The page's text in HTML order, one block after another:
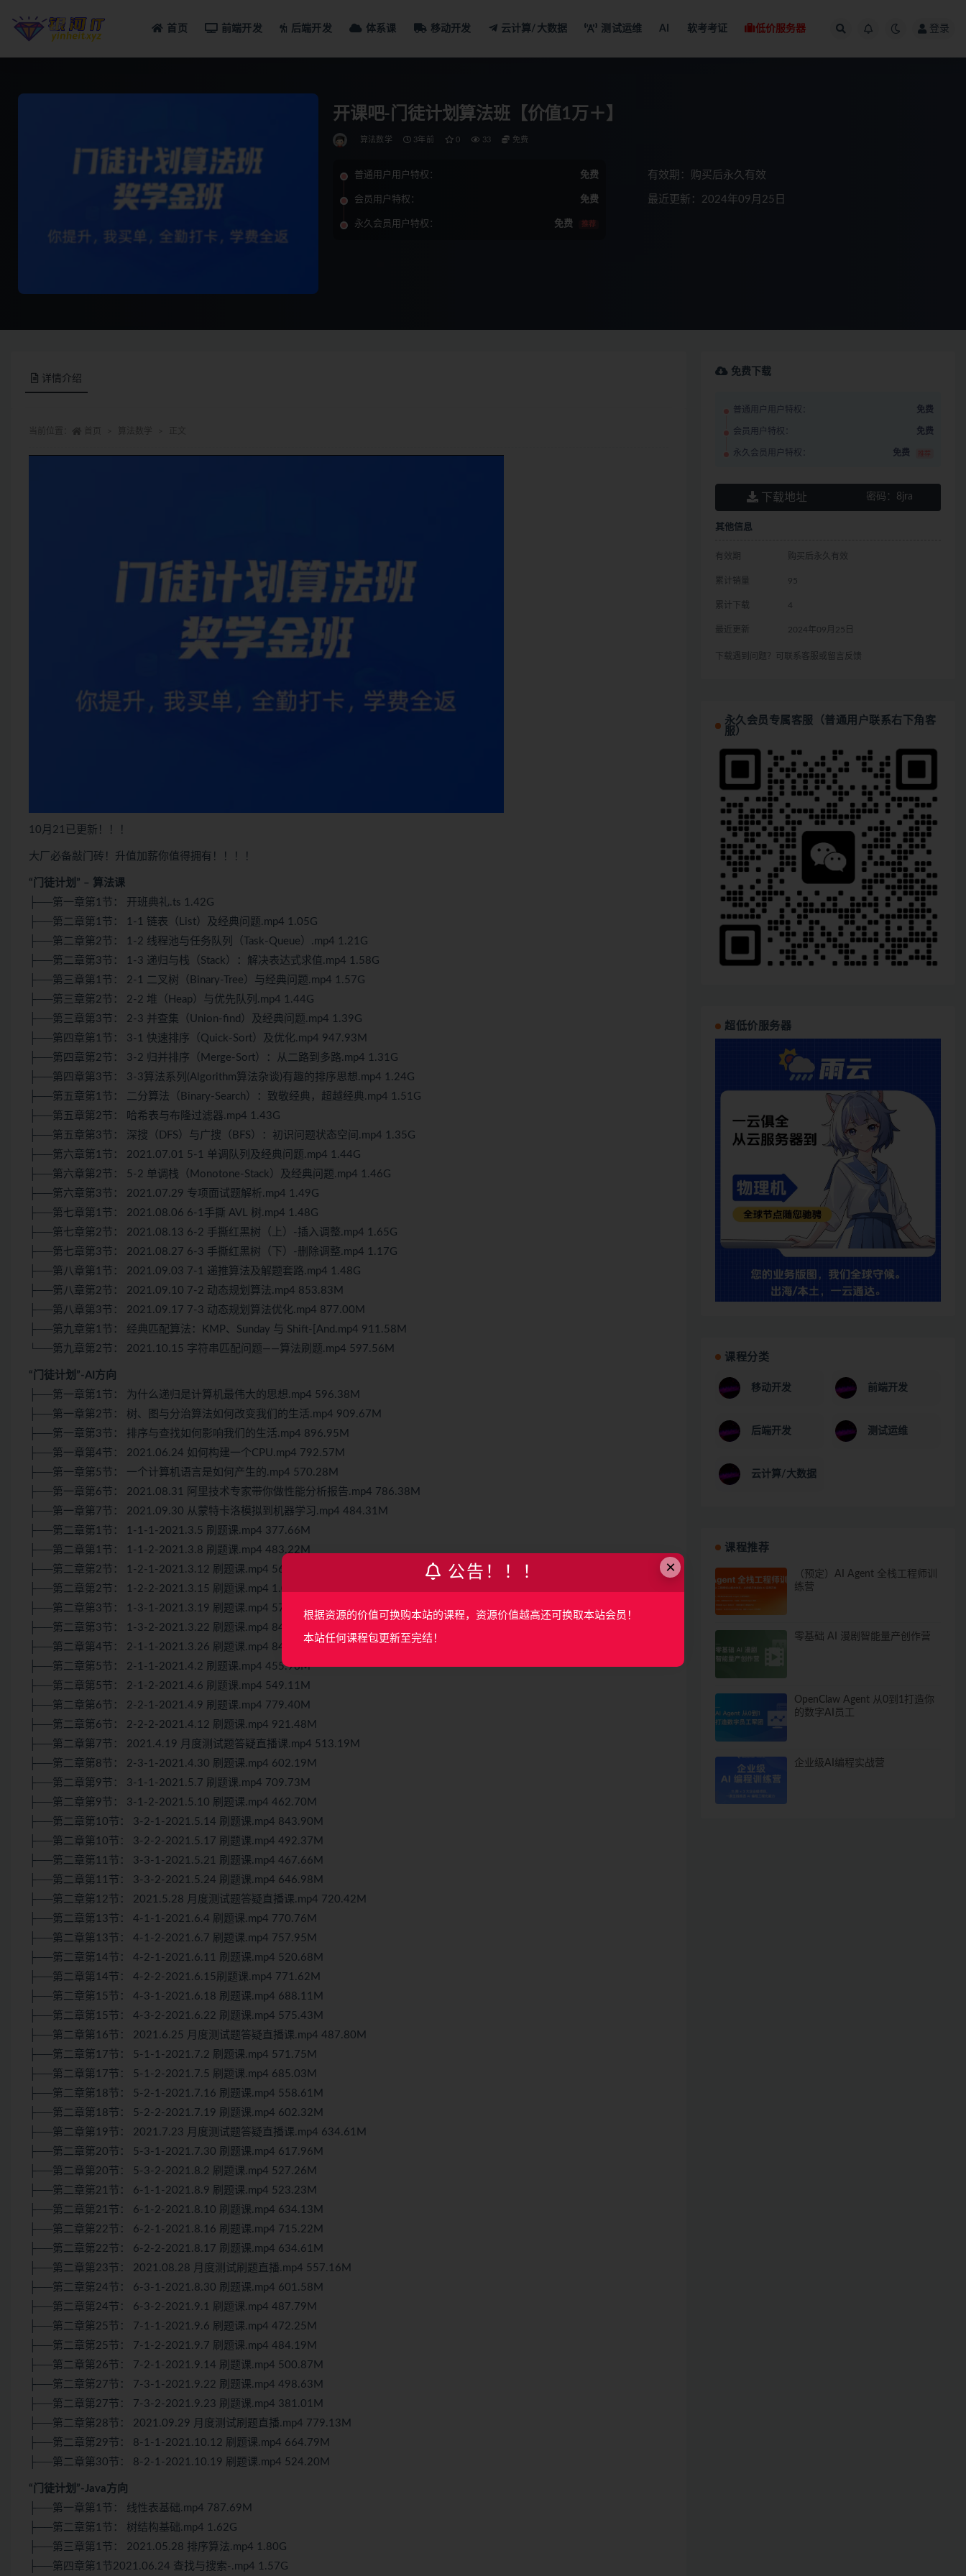
首页 前端开发 后端开发 体系课 移动开发 云计算/大数据 测试运维 AI 软考考证 低价服务器 登录
开课吧-门徒计划算法班【价值1万＋】
算法数学 3年前 0 33 免费
普通用户用户特权： 免费
会员用户特权： 免费
永久会员用户特权： 免费 推荐
有效期：购买后永久有效
最近更新：2024年09月25日
详情介绍
10月21已更新！！！
大厂必备敲门砖！升值加薪你值得拥有！！！！
“门徒计划” – 算法课
├──第一章第1节： 开班典礼.ts 1.42G
├──第二章第1节： 1-1 链表（List）及经典问题.mp4 1.05G
├──第二章第2节： 1-2 线程池与任务队列（Task-Queue）.mp4 1.21G
├──第二章第3节： 1-3 递归与栈（Stack）：解决表达式求值.mp4 1.58G
├──第三章第1节： 2-1 二叉树（Binary-Tree）与经典问题.mp4 1.57G
├──第三章第2节： 2-2 堆（Heap）与优先队列.mp4 1.44G
├──第三章第3节： 2-3 并查集（Union-find）及经典问题.mp4 1.39G
├──第四章第1节： 3-1 快速排序（Quick-Sort）及优化.mp4 947.93M
├──第四章第2节： 3-2 归并排序（Merge-Sort）：从二路到多路.mp4 1.31G
├──第四章第3节： 3-3算法系列(Algorithm算法杂谈)有趣的排序思想.mp4 1.24G
├──第五章第1节： 二分算法（Binary-Search）：致敬经典，超越经典.mp4 1.51G
├──第五章第2节： 哈希表与布隆过滤器.mp4 1.43G
├──第五章第3节： 深搜（DFS）与广搜（BFS）：初识问题状态空间.mp4 1.35G
├──第六章第1节： 2021.07.01 5-1 单调队列及经典问题.mp4 1.44G
├──第六章第2节： 5-2 单调栈（Monotone-Stack）及经典问题.mp4 1.46G
├──第六章第3节： 2021.07.29 专项面试题解析.mp4 1.49G
├──第七章第1节： 2021.08.06 6-1手撕 AVL 树.mp4 1.48G
├──第七章第2节： 2021.08.13 6-2 手撕红黑树（上）-插入调整.mp4 1.65G
├──第七章第3节： 2021.08.27 6-3 手撕红黑树（下）-删除调整.mp4 1.17G
├──第八章第1节： 2021.09.03 7-1 递推算法及解题套路.mp4 1.48G
├──第八章第2节： 2021.09.10 7-2 动态规划算法.mp4 853.83M
├──第八章第3节： 2021.09.17 7-3 动态规划算法优化.mp4 877.00M
├──第九章第1节： 经典匹配算法：KMP、Sunday 与 Shift-[And.mp4 911.58M
└──第九章第2节： 2021.10.15 字符串匹配问题——算法刷题.mp4 597.56M
“门徒计划”-AI方向
├──第一章第1节： 为什么递归是计算机最伟大的思想.mp4 596.38M
├──第一章第2节： 树、图与分治算法如何改变我们的生活.mp4 909.67M
├──第一章第3节： 排序与查找如何影响我们的生活.mp4 896.95M
├──第一章第4节： 2021.06.24 如何构建一个CPU.mp4 792.57M
├──第一章第5节： 一个计算机语言是如何产生的.mp4 570.28M
├──第一章第6节： 2021.08.31 阿里技术专家带你做性能分析报告.mp4 786.38M
├──第一章第7节： 2021.09.30 从蒙特卡洛模拟到机器学习.mp4 484.31M
├──第二章第1节： 1-1-1-2021.3.5 刷题课.mp4 377.66M
├──第二章第1节： 1-1-2-2021.3.8 刷题课.mp4 483.22M
├──第二章第2节： 1-2-1-2021.3.12 刷题课.mp4 566.36M
├──第二章第2节： 1-2-2-2021.3.15 刷题课.mp4 1.08G
├──第二章第3节： 1-3-1-2021.3.19 刷题课.mp4 573.16M
├──第二章第3节： 1-3-2-2021.3.22 刷题课.mp4 841.23M
├──第二章第4节： 2-1-1-2021.3.26 刷题课.mp4 841.23M
├──第二章第5节： 2-1-1-2021.4.2 刷题课.mp4 455.98M
├──第二章第5节： 2-1-2-2021.4.6 刷题课.mp4 549.11M
├──第二章第6节： 2-2-1-2021.4.9 刷题课.mp4 779.40M
├──第二章第6节： 2-2-2-2021.4.12 刷题课.mp4 921.48M
├──第二章第7节： 2021.4.19 月度测试题答疑直播课.mp4 513.19M
├──第二章第8节： 2-3-1-2021.4.30 刷题课.mp4 602.19M
├──第二章第9节： 3-1-1-2021.5.7 刷题课.mp4 709.73M
├──第二章第9节： 3-1-2-2021.5.10 刷题课.mp4 462.70M
├──第二章第10节： 3-2-1-2021.5.14 刷题课.mp4 843.90M
├──第二章第10节： 3-2-2-2021.5.17 刷题课.mp4 492.37M
├──第二章第11节： 3-3-1-2021.5.21 刷题课.mp4 467.66M
├──第二章第11节： 3-3-2-2021.5.24 刷题课.mp4 646.98M
├──第二章第12节： 2021.5.28 月度测试题答疑直播课.mp4 720.42M
├──第二章第13节： 4-1-1-2021.6.4 刷题课.mp4 770.76M
├──第二章第13节： 4-1-2-2021.6.7 刷题课.mp4 757.95M
├──第二章第14节： 4-2-1-2021.6.11 刷题课.mp4 520.68M
├──第二章第14节： 4-2-2-2021.6.15刷题课.mp4 771.62M
├──第二章第15节： 4-3-1-2021.6.18 刷题课.mp4 688.11M
├──第二章第15节： 4-3-2-2021.6.22 刷题课.mp4 575.43M
├──第二章第16节： 2021.6.25 月度测试题答疑直播课.mp4 487.80M
├──第二章第17节： 5-1-1-2021.7.2 刷题课.mp4 571.75M
├──第二章第17节： 5-1-2-2021.7.5 刷题课.mp4 685.03M
├──第二章第18节： 5-2-1-2021.7.16 刷题课.mp4 558.61M
├──第二章第18节： 5-2-2-2021.7.19 刷题课.mp4 602.32M
├──第二章第19节： 2021.7.23 月度测试题答疑直播课.mp4 634.61M
├──第二章第20节： 5-3-1-2021.7.30 刷题课.mp4 617.96M
├──第二章第20节： 5-3-2-2021.8.2 刷题课.mp4 527.26M
├──第二章第21节： 6-1-1-2021.8.9 刷题课.mp4 523.23M
├──第二章第21节： 6-1-2-2021.8.10 刷题课.mp4 634.13M
├──第二章第22节： 6-2-1-2021.8.16 刷题课.mp4 715.22M
├──第二章第22节： 6-2-2-2021.8.17 刷题课.mp4 634.61M
├──第二章第23节： 2021.08.28 月度测试刷题直播.mp4 557.16M
├──第二章第24节： 6-3-1-2021.8.30 刷题课.mp4 601.58M
├──第二章第24节： 6-3-2-2021.9.1 刷题课.mp4 487.79M
├──第二章第25节： 7-1-1-2021.9.6 刷题课.mp4 472.25M
├──第二章第25节： 7-1-2-2021.9.7 刷题课.mp4 484.19M
├──第二章第26节： 7-2-1-2021.9.14 刷题课.mp4 500.87M
├──第二章第27节： 7-3-1-2021.9.22 刷题课.mp4 498.63M
├──第二章第27节： 7-3-2-2021.9.23 刷题课.mp4 381.01M
├──第二章第28节： 2021.09.29 月度测试刷题直播.mp4 779.13M
├──第二章第29节： 8-1-1-2021.10.12 刷题课.mp4 664.79M
├──第二章第30节： 8-2-1-2021.10.19 刷题课.mp4 524.20M
“门徒计划”-Java方向
├──第一章第1节： 线性表基础.mp4 787.69M
├──第二章第1节： 树结构基础.mp4 1.62G
├──第三章第1节： 2021.05.28 排序算法.mp4 1.80G
├──第四章第1节2021.06.24 查找与搜索-.mp4 1.57G
免费下载
普通用户用户特权： 免费
会员用户特权： 免费
永久会员用户特权： 免费 推荐
下载地址 密码： 8jra
其他信息
有效期 购买后永久有效
累计销量 95
累计下载 4
最近更新 2024年09月25日
下载遇到问题？可联系客服或留言反馈
永久会员专属客服（普通用户联系右下角客
服）
超低价服务器
课程分类
移动开发 前端开发
后端开发 测试运维
云计算/大数据
课程推荐
（预定）AI Agent 全栈工程师训
练营
零基础 AI 漫剧智能量产创作营
OpenClaw Agent 从0到1打造你
的数字AI员工
企业级AI编程实战营
×
公告！！！
根据资源的价值可换购本站的课程，资源价值越高还可换取本站会员！
本站任何课程包更新至完结！